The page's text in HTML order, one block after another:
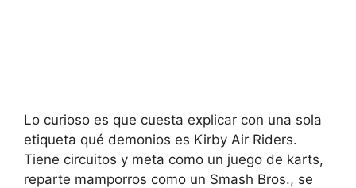
Lo curioso es que cuesta explicar con una sola
etiqueta qué demonios es Kirby Air Riders.
Tiene circuitos y meta como un juego de karts,
reparte mamporros como un Smash Bros., se